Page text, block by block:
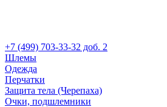
+7 (499) 703-33-32 доб. 2
Шлемы
Одежда
Перчатки
Защита тела (Черепаха)
Очки, подшлемники